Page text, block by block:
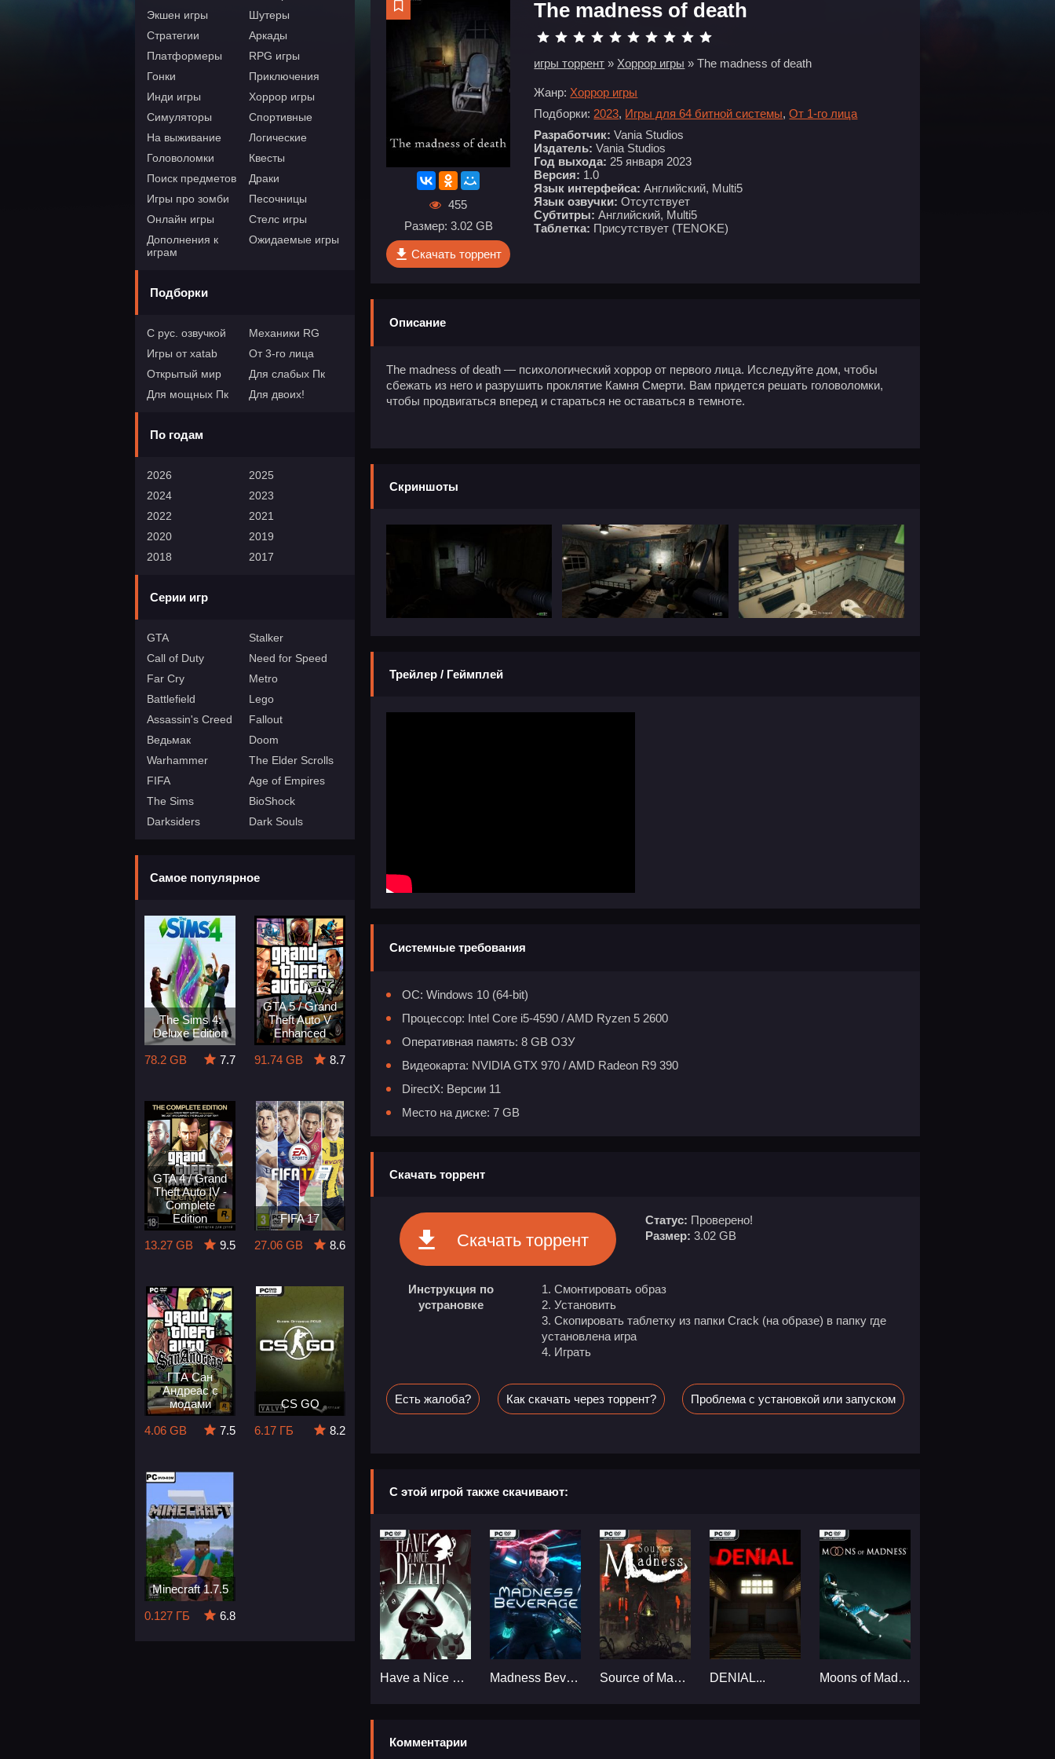
Экшен игры
Шутеры
Стратегии
Аркады
Платформеры
RPG игры
Гонки
Приключения
Инди игры
Хоррор игры
Симуляторы
Спортивные
На выживание
Логические
Головоломки
Квесты
Поиск предметов
Драки
Игры про зомби
Песочницы
Онлайн игры
Стелс игры
Дополнения к
играм
Ожидаемые игры
Подборки
С рус. озвучкой
Механики RG
Игры от xatab
От 3-го лица
Открытый мир
Для слабых Пк
Для мощных Пк
Для двоих!
По годам
2026
2025
2024
2023
2022
2021
2020
2019
2018
2017
Серии игр
GTA
Stalker
Call of Duty
Need for Speed
Far Cry
Metro
Battlefield
Lego
Assassin's Creed
Fallout
Ведьмак
Doom
Warhammer
The Elder Scrolls
FIFA
Age of Empires
The Sims
BioShock
Darksiders
Dark Souls
Самое популярное
The Sims 4:
Deluxe Edition
78.2 GB
7.7
GTA 5 / Grand
Theft Auto V
Enhanced
91.74 GB
8.7
GTA 4 / Grand
Theft Auto IV -
Complete
Edition
13.27 GB
9.5
FIFA 17
27.06 GB
8.6
ГТА Сан
Андреас с
модами
4.06 GB
7.5
CS GO
6.17 ГБ
8.2
Minecraft 1.7.5
0.127 ГБ
6.8
455
Размер: 3.02 GB
Скачать торрент
The madness of death
игры торрент » Хоррор игры » The madness of death
Жанр: Хоррор игры
Подборки: 2023, Игры для 64 битной системы,От 1-го лица
Разработчик: Vania Studios
Издатель: Vania Studios
Год выхода: 25 января 2023
Версия: 1.0
Язык интерфейса: Английский, Multi5
Язык озвучки: Отсутствует
Субтитры: Английский, Multi5
Таблетка: Присутствует (TENOKE)
Описание
The madness of death — психологический хоррор от первого лица. Исследуйте дом, чтобы
сбежать из него и разрушить проклятие Камня Смерти. Вам придется решать головоломки,
чтобы продвигаться вперед и стараться не оставаться в темноте.
Скриншоты
Трейлер / Геймплей
Системные требования
ОС: Windows 10 (64-bit)
Процессор: Intel Core i5-4590 / AMD Ryzen 5 2600
Оперативная память: 8 GB ОЗУ
Видеокарта: NVIDIA GTX 970 / AMD Radeon R9 390
DirectX: Версии 11
Место на диске: 7 GB
Скачать торрент
Скачать торрент
Статус: Проверено!
Размер: 3.02 GB
Инструкция по
устрановке
1. Смонтировать образ
2. Установить
3. Скопировать таблетку из папки Crack (на образе) в папку где
установлена игра
4. Играть
Есть жалоба? Как скачать через торрент? Проблема с установкой или запуском
С этой игрой также скачивают:
Have a Nice Death... Madness Beverage... Source of Madness... DENIAL... Moons of Madness...
Комментарии